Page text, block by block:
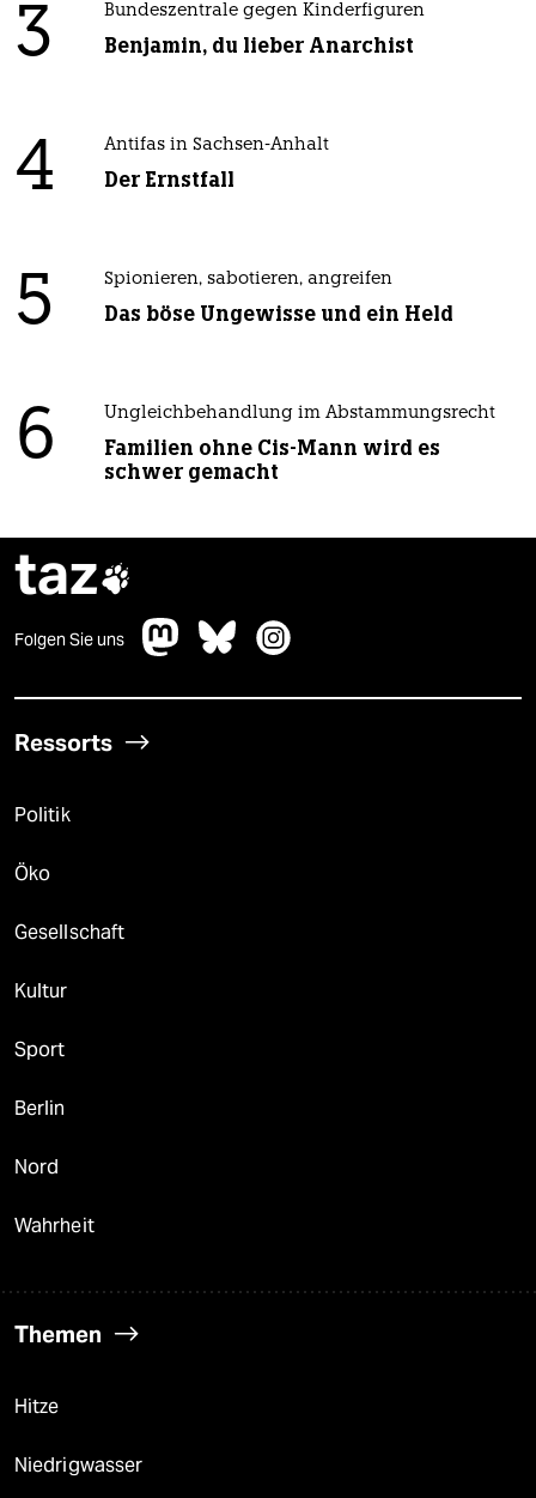
3 Bundeszentrale gegen Kinderfiguren
Benjamin, du lieber Anarchist
4 Antifas in Sachsen-Anhalt
Der Ernstfall
5 Spionieren, sabotieren, angreifen
Das böse Ungewisse und ein Held
6 Ungleichbehandlung im Abstammungsrecht
Familien ohne Cis-Mann wird es
schwer gemacht
taz
Folgen Sie uns
Ressorts
Politik
Öko
Gesellschaft
Kultur
Sport
Berlin
Nord
Wahrheit
Themen
Hitze
Niedrigwasser